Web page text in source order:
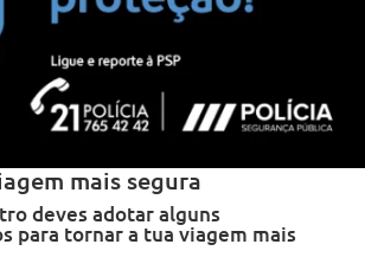
mais segura
deves adotar alguns
para tornar a tua viagem mais